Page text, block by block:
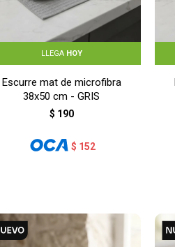
LLEGA HOY
Escurre mat de microfibra
38x50 cm - GRIS
$ 190
$ 152